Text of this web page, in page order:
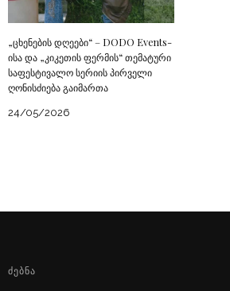
„ცხენების დღეები“ – DODO Events-
ისა და „კიკეთის ფერმის“ თემატური
საფესტივალო სერიის პირველი
ღონისძიება გაიმართა
24/05/2026
ᲫᲔᲑᲜᲐ